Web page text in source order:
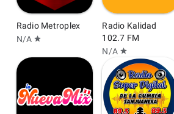
Radio Metroplex
N/A star
Radio Kalidad
102.7 FM
N/A star